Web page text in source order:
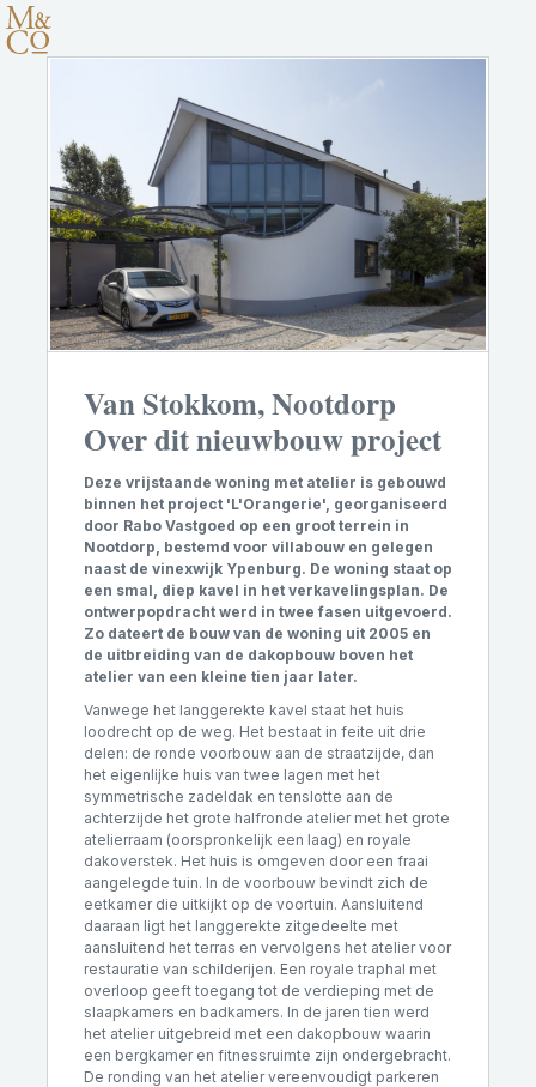
Van Stokkom, Nootdorp
Over dit nieuwbouw project
Deze vrijstaande woning met atelier is gebouwd
binnen het project 'L'Orangerie', georganiseerd
door Rabo Vastgoed op een groot terrein in
Nootdorp, bestemd voor villabouw en gelegen
naast de vinexwijk Ypenburg. De woning staat op
een smal, diep kavel in het verkavelingsplan. De
ontwerpopdracht werd in twee fasen uitgevoerd.
Zo dateert de bouw van de woning uit 2005 en
de uitbreiding van de dakopbouw boven het
atelier van een kleine tien jaar later.
Vanwege het langgerekte kavel staat het huis
loodrecht op de weg. Het bestaat in feite uit drie
delen: de ronde voorbouw aan de straatzijde, dan
het eigenlijke huis van twee lagen met het
symmetrische zadeldak en tenslotte aan de
achterzijde het grote halfronde atelier met het grote
atelierraam (oorspronkelijk een laag) en royale
dakoverstek. Het huis is omgeven door een fraai
aangelegde tuin. In de voorbouw bevindt zich de
eetkamer die uitkijkt op de voortuin. Aansluitend
daaraan ligt het langgerekte zitgedeelte met
aansluitend het terras en vervolgens het atelier voor
restauratie van schilderijen. Een royale traphal met
overloop geeft toegang tot de verdieping met de
slaapkamers en badkamers. In de jaren tien werd
het atelier uitgebreid met een dakopbouw waarin
een bergkamer en fitnessruimte zijn ondergebracht.
De ronding van het atelier vereenvoudigt parkeren